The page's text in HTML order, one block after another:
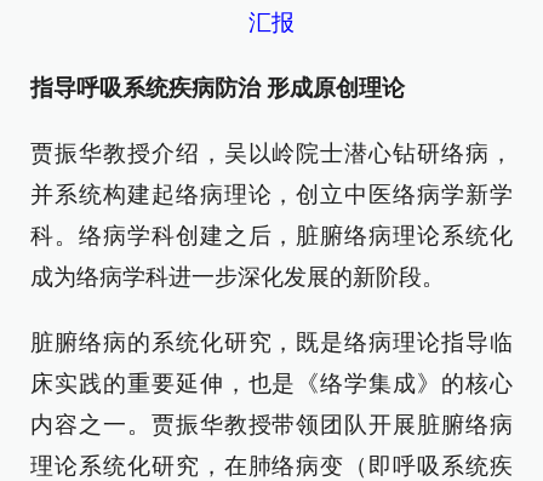
汇报
指导呼吸系统疾病防治 形成原创理论
贾振华教授介绍，吴以岭院士潜心钻研络病，
并系统构建起络病理论，创立中医络病学新学
科。络病学科创建之后，脏腑络病理论系统化
成为络病学科进一步深化发展的新阶段。
脏腑络病的系统化研究，既是络病理论指导临
床实践的重要延伸，也是《络学集成》的核心
内容之一。贾振华教授带领团队开展脏腑络病
理论系统化研究，在肺络病变（即呼吸系统疾